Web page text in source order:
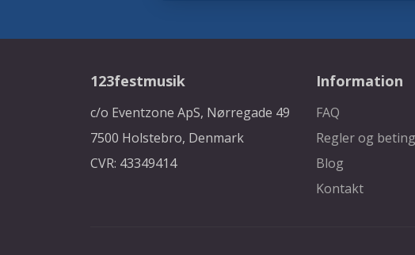
123festmusik
c/o Eventzone ApS, Nørregade 49
7500 Holstebro, Denmark
CVR: 43349414
Information
FAQ
Regler og
Blog
Kontakt